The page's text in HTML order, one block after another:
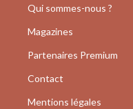
Qui sommes-nous ?
Magazines
Partenaires Premium
Contact
Mentions légales